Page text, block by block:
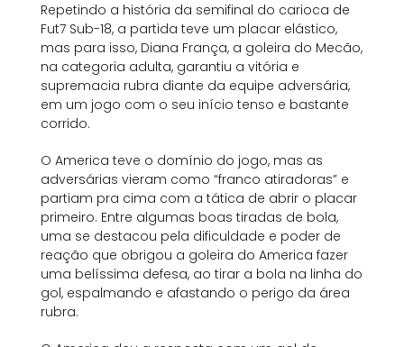
Repetindo a história da semifinal do carioca de
Fut7 Sub-18, a partida teve um placar elástico,
mas para isso, Diana França, a goleira do Mecão,
na categoria adulta, garantiu a vitória e
supremacia rubra diante da equipe adversária,
em um jogo com o seu início tenso e bastante
corrido.
O America teve o domínio do jogo, mas as
adversárias vieram como “franco atiradoras” e
partiam pra cima com a tática de abrir o placar
primeiro. Entre algumas boas tiradas de bola,
uma se destacou pela dificuldade e poder de
reação que obrigou a goleira do America fazer
uma belíssima defesa, ao tirar a bola na linha do
gol, espalmando e afastando o perigo da área
rubra.